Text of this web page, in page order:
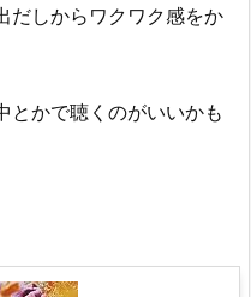
だしからワクワク感をか
とかで聴くのがいいかも